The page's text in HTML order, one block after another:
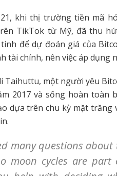
khi thị trường tiền mã
TikTok từ Mỹ, đã thu
để dự đoán giá của
tài chính, nên việc áp dụng
Taihuttu, một người yêu
2017 và sống hoàn toàn
dựa trên chu kỳ mặt trăng
many questions
moon cycles are